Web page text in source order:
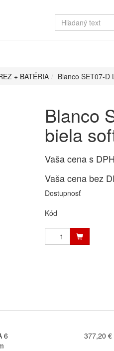
+ BATÉRIA Blanco SET07-D
Blanco
biela
Vaša cena s DPH
Vaša cena bez
Dostupnosť
Kód
6
377,20 €